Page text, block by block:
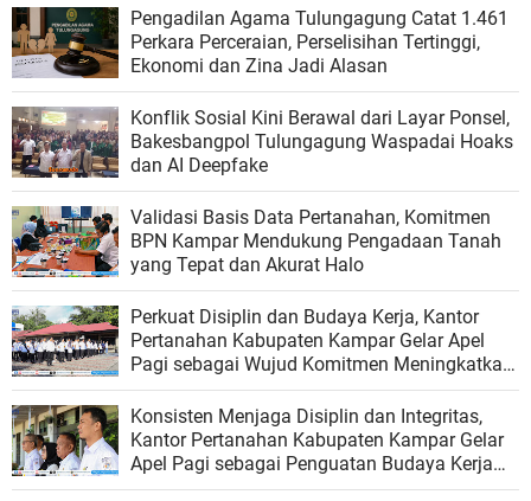
Pengadilan Agama Tulungagung Catat 1.461
Perkara Perceraian, Perselisihan Tertinggi,
Ekonomi dan Zina Jadi Alasan
Konflik Sosial Kini Berawal dari Layar Ponsel,
Bakesbangpol Tulungagung Waspadai Hoaks
dan AI Deepfake
Validasi Basis Data Pertanahan, Komitmen
BPN Kampar Mendukung Pengadaan Tanah
yang Tepat dan Akurat Halo
Perkuat Disiplin dan Budaya Kerja, Kantor
Pertanahan Kabupaten Kampar Gelar Apel
Pagi sebagai Wujud Komitmen Meningkatkan
Kualitas Pelayanan
Konsisten Menjaga Disiplin dan Integritas,
Kantor Pertanahan Kabupaten Kampar Gelar
Apel Pagi sebagai Penguatan Budaya Kerja
Organisasi